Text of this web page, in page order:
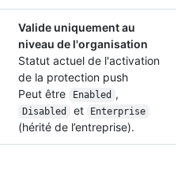
Valide uniquement au
niveau de l'organisation
Statut actuel de l'activation
de la protection push
Peut être
Enabled ,
Disabled et Enterprise
(hérité de l’entreprise).